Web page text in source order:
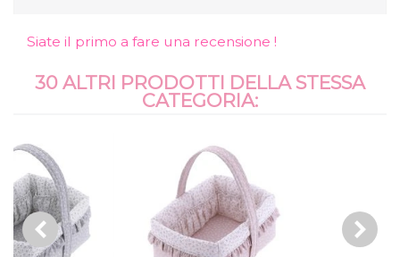
Siate il primo a fare una recensione !
30 ALTRI PRODOTTI DELLA STESSA
CATEGORIA: